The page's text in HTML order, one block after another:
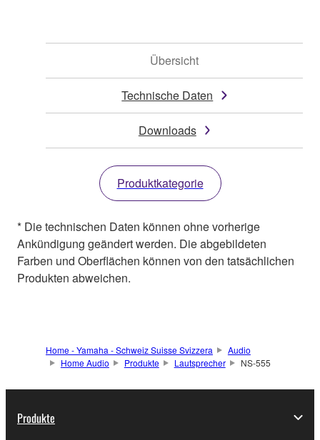
Übersicht
Technische Daten
Downloads
Produktkategorie
* Die technischen Daten können ohne vorherige
Ankündigung geändert werden. Die abgebildeten
Farben und Oberflächen können von den tatsächlichen
Produkten abweichen.
Home - Yamaha - Schweiz Suisse Svizzera
Audio
Home Audio
Produkte Lautsprecher NS-555
Produkte